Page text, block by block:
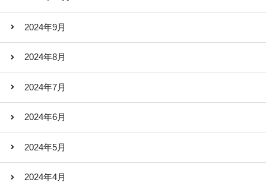
2024年9月
2024年8月
2024年7月
2024年6月
2024年5月
2024年4月